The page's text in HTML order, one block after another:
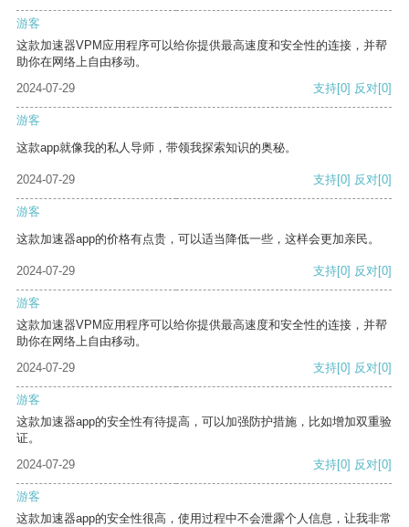
游客
这款加速器VPM应用程序可以给你提供最高速度和安全性的连接，并帮
助你在网络上自由移动。
2024-07-29
支持[0] 反对[0]
游客
这款app就像我的私人导师，带领我探索知识的奥秘。
2024-07-29 支持[0] 反对[0]
游客
这款加速器app的价格有点贵，可以适当降低一些，这样会更加亲民。
2024-07-29 支持[0] 反对[0]
游客
这款加速器VPM应用程序可以给你提供最高速度和安全性的连接，并帮
助你在网络上自由移动。
2024-07-29
支持[0] 反对[0]
游客
这款加速器app的安全性有待提高，可以加强防护措施，比如增加双重验
证。
2024-07-29
支持[0] 反对[0]
游客
这款加速器app的安全性很高，使用过程中不会泄露个人信息，让我非常